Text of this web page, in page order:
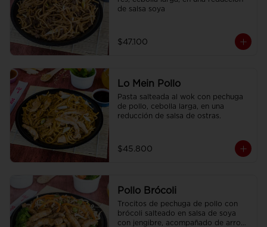
de salsa soya
$47.100
Lo Mein Pollo
Pasta salteada al wok con pechuga
de pollo, cebolla larga, en una
reducción de salsa de ostras.
$45.800
Pollo Brócoli
Trocitos de pechuga de pollo con
brócoli salteado en salsa de soya
con jengibre, acompañado de arroz